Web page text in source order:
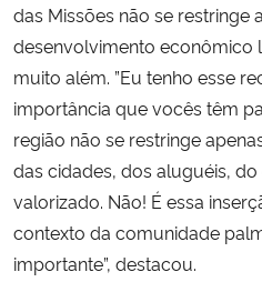
das Missões não se restringe
desenvolvimento econômico
muito além. ”Eu tenho esse
importância que vocês têm
região não se restringe
das cidades, dos aluguéis,
valorizado. Não! É essa
contexto da comunidade
importante”, destacou.